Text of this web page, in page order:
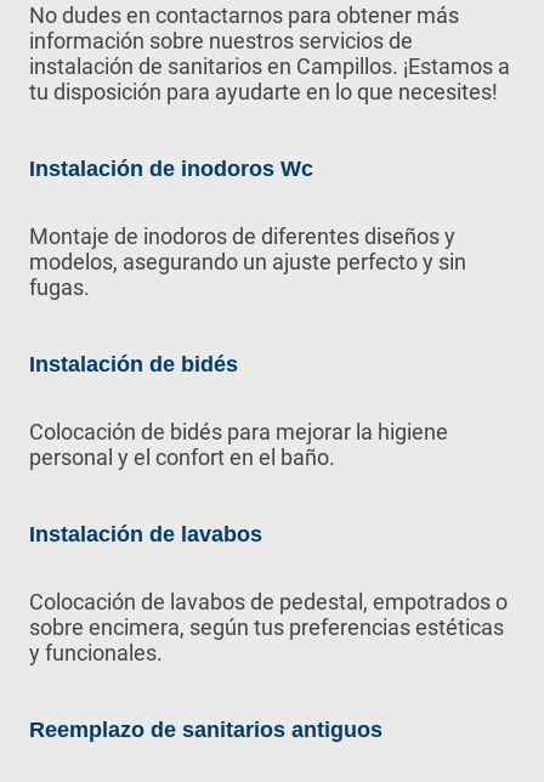
No dudes en contactarnos para obtener más
información sobre nuestros servicios de
instalación de sanitarios en Campillos. ¡Estamos a
tu disposición para ayudarte en lo que necesites!
Instalación de inodoros Wc
Montaje de inodoros de diferentes diseños y
modelos, asegurando un ajuste perfecto y sin
fugas.
Instalación de bidés
Colocación de bidés para mejorar la higiene
personal y el confort en el baño.
Instalación de lavabos
Colocación de lavabos de pedestal, empotrados o
sobre encimera, según tus preferencias estéticas
y funcionales.
Reemplazo de sanitarios antiguos